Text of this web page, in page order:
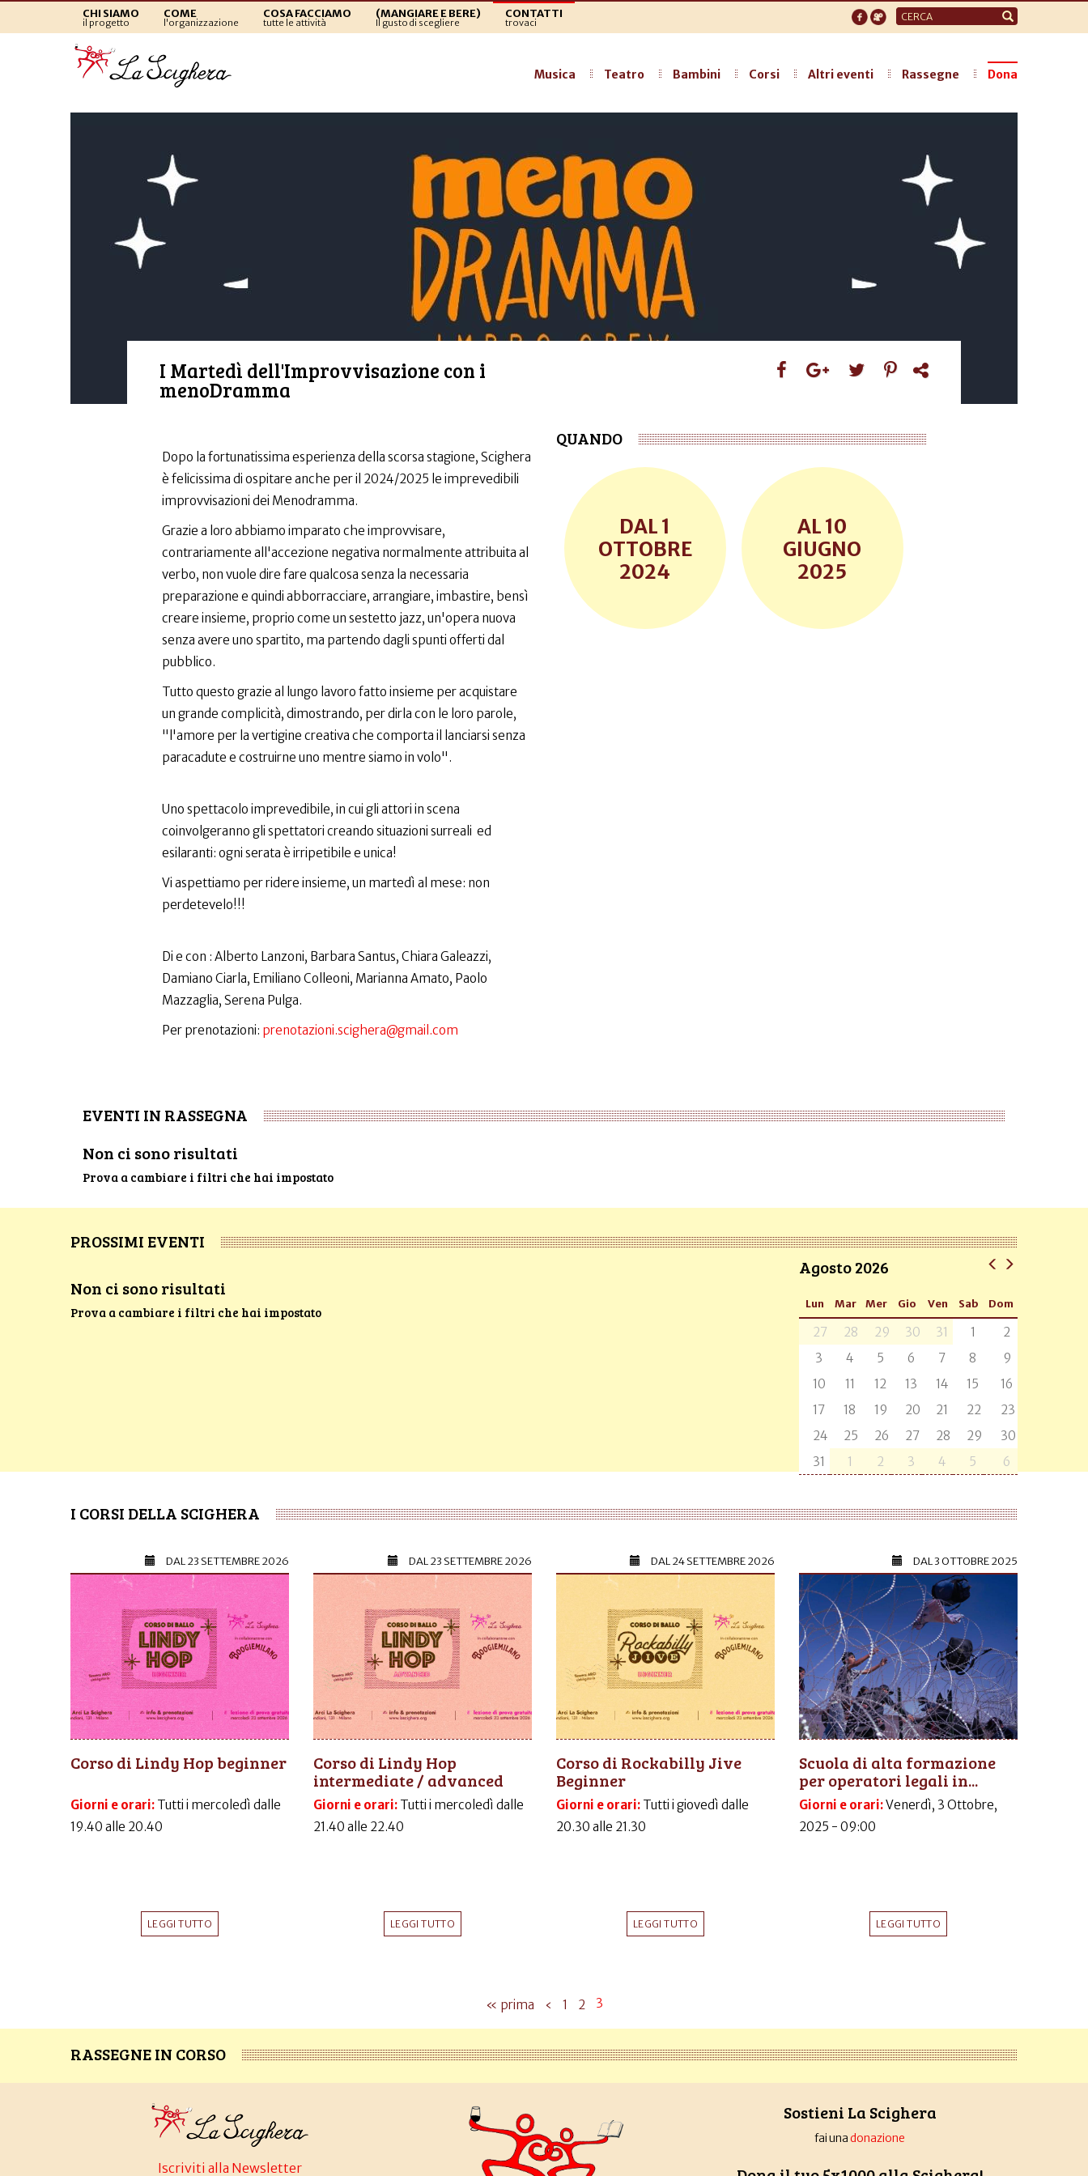
CHI SIAMO
il progetto
COME
l'organizzazione
COSA FACCIAMO
tutte le attività
(MANGIARE E BERE)
Il gusto di scegliere
CONTATTI
trovaci
Form
di
Musica Teatro Bambini Corsi Altri eventi Rassegne Dona
I Martedì dell'Improvvisazione con i
menoDramma
Dopo la fortunatissima esperienza della scorsa stagione, Scighera
è felicissima di ospitare anche per il 2024/2025 le imprevedibili
improvvisazioni dei Menodramma.
Grazie a loro abbiamo imparato che improvvisare,
contrariamente all'accezione negativa normalmente attribuita al
verbo, non vuole dire fare qualcosa senza la necessaria
preparazione e quindi abborracciare, arrangiare, imbastire, bensì
creare insieme, proprio come un sestetto jazz, un'opera nuova
senza avere uno spartito, ma partendo dagli spunti offerti dal
pubblico.
Tutto questo grazie al lungo lavoro fatto insieme per acquistare
un grande complicità, dimostrando, per dirla con le loro parole,
"l'amore per la vertigine creativa che comporta il lanciarsi senza
paracadute e costruirne uno mentre siamo in volo".
Uno spettacolo imprevedibile, in cui gli attori in scena
coinvolgeranno gli spettatori creando situazioni surreali ed
esilaranti: ogni serata è irripetibile e unica!
Vi aspettiamo per ridere insieme, un martedì al mese: non
perdetevelo!!!
Di e con : Alberto Lanzoni, Barbara Santus, Chiara Galeazzi,
Damiano Ciarla, Emiliano Colleoni, Marianna Amato, Paolo
Mazzaglia, Serena Pulga.
Per prenotazioni: prenotazioni.scighera@gmail.com
QUANDO
1
OTTOBRE
2024
10
GIUGNO
2025
EVENTI IN RASSEGNA
Non ci sono risultati
Prova a cambiare i filtri che hai impostato
PROSSIMI EVENTI
Non ci sono risultati
Prova a cambiare i filtri che hai impostato
Agosto 2026
Lun Mar Mer Gio Ven Sab Dom
27 28 29 30 31 1
2
3
4 5 6 7 8
9
10
11 12 13 14 15
16
17
18 19 20 21 22
23
24
25 26 27 28 29
30
31
1 2 3 4 5 6
I CORSI DELLA SCIGHERA
DAL23 SETTEMBRE 2026
Corso di Lindy Hop beginner
Giorni e orari: Tutti i mercoledì dalle
19.40 alle 20.40
LEGGI TUTTO
DAL23 SETTEMBRE 2026
Corso di Lindy Hop
intermediate / advanced
Giorni e orari: Tutti i mercoledì dalle
21.40 alle 22.40
LEGGI TUTTO
DAL24 SETTEMBRE 2026
Corso di Rockabilly Jive
Beginner
Giorni e orari: Tutti i giovedì dalle
20.30 alle 21.30
LEGGI TUTTO
DAL3 OTTOBRE 2025
Scuola di alta formazione
per operatori legali in...
Giorni e orari:Venerdì, 3 Ottobre,
2025 - 09:00
LEGGI TUTTO
« prima ‹ 1 2 3
RASSEGNE IN CORSO
Iscriviti alla Newsletter
Sostieni La Scighera
fai unadonazione